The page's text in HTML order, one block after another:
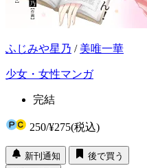
ふじみや星乃 / 美唯一華
少女・女性マンガ
完結
250/¥275(税込)
新刊通知
後で買う